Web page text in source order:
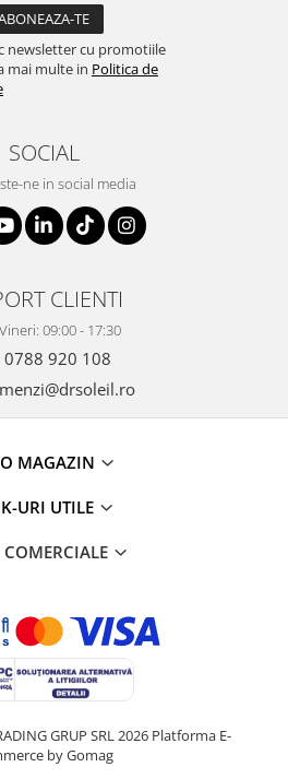
newsletter cu promotiile
mai multe in Politica de
SOCIAL
ne in social media
CLIENTI
09:00 - 17:30
0788 920 108
MAGAZIN
URI UTILE
COMERCIALE
GRUP SRL 2026 Platforma E-
by Gomag